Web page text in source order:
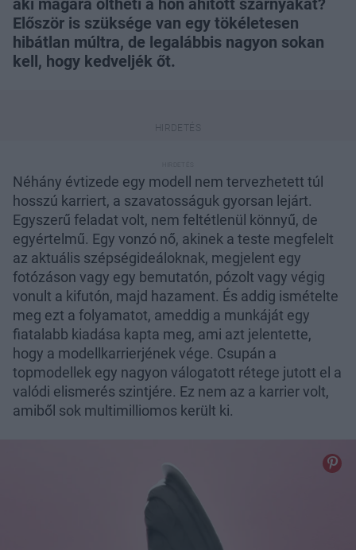
Először is szüksége van egy tökéletesen
hibátlan múltra, de legalábbis nagyon sokan
kell, hogy kedveljék őt.
Néhány évtizede egy modell nem tervezhetett túl
hosszú karriert, a szavatosságuk gyorsan lejárt.
Egyszerű feladat volt, nem feltétlenül könnyű, de
egyértelmű. Egy vonzó nő, akinek a teste megfelelt
az aktuális szépségideáloknak, megjelent egy
fotózáson vagy egy bemutatón, pózolt vagy végig
vonult a kifutón, majd hazament. És addig ismételte
meg ezt a folyamatot, ameddig a munkáját egy
fiatalabb kiadása kapta meg, ami azt jelentette,
hogy a modellkarrierjének vége. Csupán a
topmodellek egy nagyon válogatott rétege jutott el a
valódi elismerés szintjére. Ez nem az a karrier volt,
amiből sok multimilliomos került ki.